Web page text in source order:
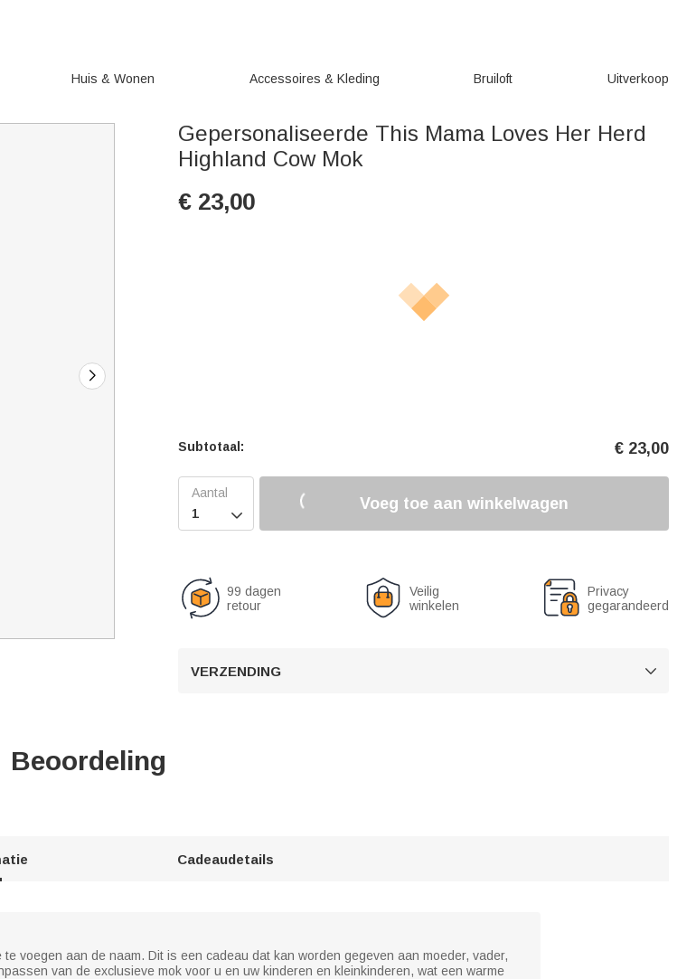
Huis & Wonen Accessoires & Kleding Bruiloft Uitverkoop
Gepersonaliseerde This Mama Loves Her Herd
Highland Cow Mok
€ 23,00
Subtotaal: € 23,00

Voeg toe aan winkelwagen
99 dagen
retour
Veilig
winkelen
Privacy
gegarandeerd
VERZENDING 
Beoordeling
Cadeaudetails
voegen aan de naam. Dit is een cadeau dat kan worden gegeven aan moeder, vader,
van de exclusieve mok voor u en uw kinderen en kleinkinderen, wat een warme